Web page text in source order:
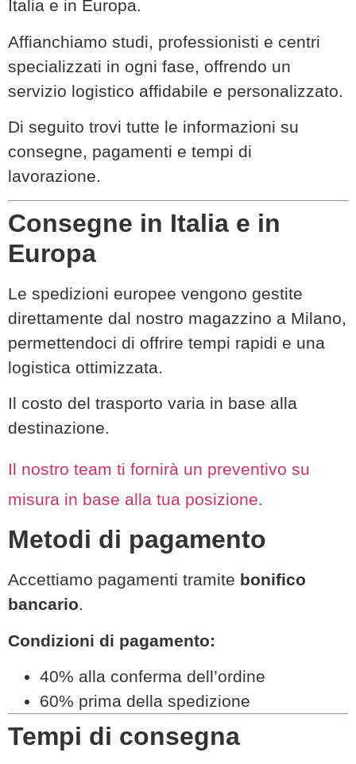
Italia e in Europa.
Affianchiamo studi, professionisti e centri
specializzati in ogni fase, offrendo un
servizio logistico affidabile e personalizzato.
Di seguito trovi tutte le informazioni su
consegne, pagamenti e tempi di
lavorazione.
Consegne in Italia e in
Europa
Le spedizioni europee vengono gestite
direttamente dal nostro magazzino a Milano,
permettendoci di offrire tempi rapidi e una
logistica ottimizzata.
Il costo del trasporto varia in base alla
destinazione.
Il nostro team ti fornirà un preventivo su
misura in base alla tua posizione.
Metodi di pagamento
Accettiamo pagamenti tramite bonifico
bancario.
Condizioni di pagamento:
40% alla conferma dell’ordine
60% prima della spedizione
Tempi di consegna